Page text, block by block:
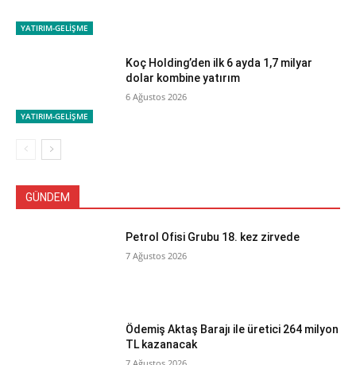
YATIRIM-GELİŞME
YATIRIM-GELİŞME
Koç Holding’den ilk 6 ayda 1,7 milyar
dolar kombine yatırım
6 Ağustos 2026
GÜNDEM
Petrol Ofisi Grubu 18. kez zirvede
7 Ağustos 2026
Ödemiş Aktaş Barajı ile üretici 264 milyon
TL kazanacak